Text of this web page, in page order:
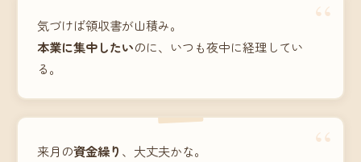
“
気づけば領収書が山積み。
本業に集中したいのに、いつも夜中に経理してい
る。
“
来月の資金繰り 、大丈夫かな。